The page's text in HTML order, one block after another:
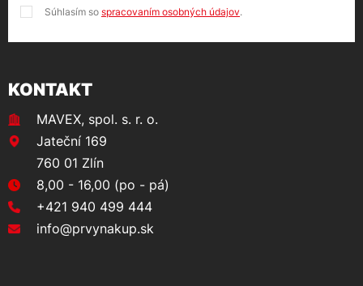
Súhlasím so spracovaním osobných údajov.
KONTAKT
MAVEX, spol. s. r. o.
Jateční 169
760 01 Zlín
8,00 - 16,00 (po - pá)
+421 940 499 444
info@prvynakup.sk